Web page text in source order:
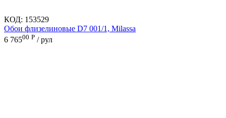
КОД: 153529
Обои флизелиновые D7 001/1, Milassa
6 76500 Р / рул